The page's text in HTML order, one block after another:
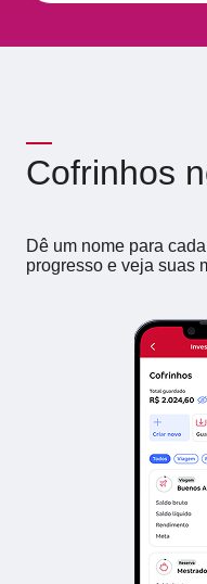
Cofrinhos
Dê um nome para
progresso e veja suas